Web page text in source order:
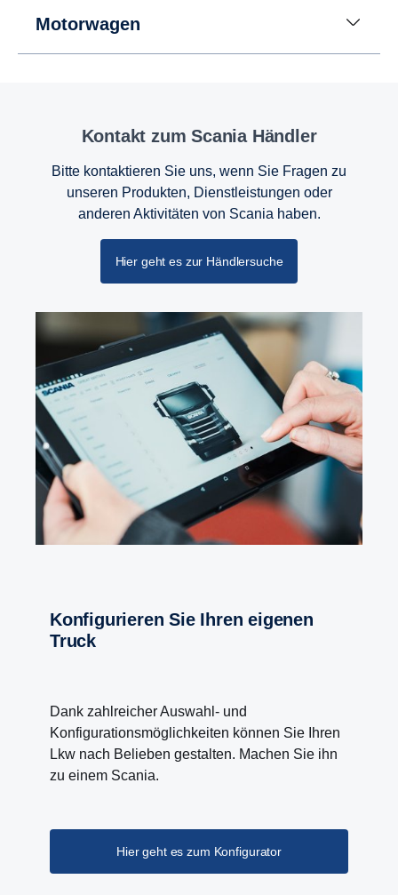
Motorwagen
Kontakt zum Scania Händler
Bitte kontaktieren Sie uns, wenn Sie Fragen zu
unseren Produkten, Dienstleistungen oder
anderen Aktivitäten von Scania haben.
Hier geht es zur Händlersuche
Konfigurieren Sie Ihren eigenen
Truck
Dank zahlreicher Auswahl- und
Konfigurationsmöglichkeiten können Sie Ihren
Lkw nach Belieben gestalten. Machen Sie ihn
zu einem Scania.
Hier geht es zum Konfigurator